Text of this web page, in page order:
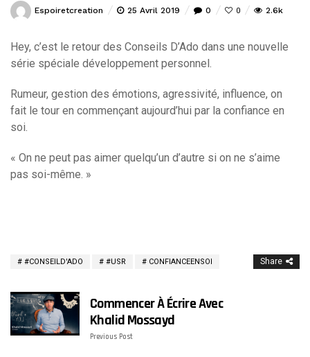
Espoiretcreation 25 Avril 2019 0 0 2.6k
Hey, c’est le retour des Conseils D’Ado dans une nouvelle
série spéciale développement personnel.
Rumeur, gestion des émotions, agressivité, influence, on
fait le tour en commençant aujourd’hui par la confiance en
soi.
« On ne peut pas aimer quelqu’un d’autre si on ne s’aime
pas soi-même. »
#CONSEILD'ADO #USR CONFIANCEENSOI Share
Commencer À Écrire Avec
Khalid Mossayd
Previous Post